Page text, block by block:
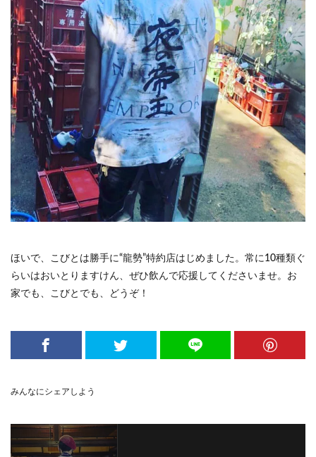
ほいで、こびとは勝手に“龍勢”特約店はじめました。常に10種類ぐ
らいはおいとりますけん、ぜひ飲んで応援してくださいませ。お
家でも、こびとでも、どうぞ！
みんなにシェアしよう